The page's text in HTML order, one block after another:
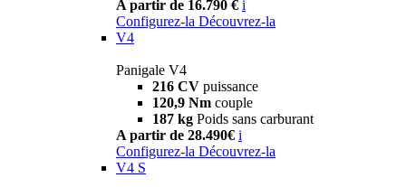
A partir de 16.790 € i
Configurez-la Découvrez-la
V4
Panigale V4
216 CV puissance
120,9 Nm couple
187 kg Poids sans carburant
A partir de 28.490€ i
Configurez-la Découvrez-la
V4 S